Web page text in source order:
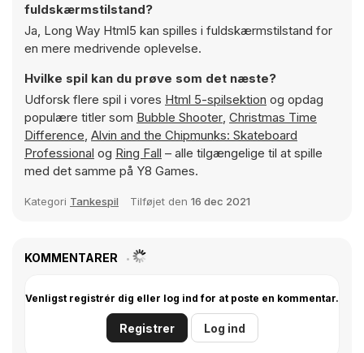
fuldskærmstilstand?
Ja, Long Way Html5 kan spilles i fuldskærmstilstand for
en mere medrivende oplevelse.
Hvilke spil kan du prøve som det næste?
Udforsk flere spil i vores Html 5-spilsektion og opdag
populære titler som Bubble Shooter, Christmas Time
Difference, Alvin and the Chipmunks: Skateboard
Professional og Ring Fall – alle tilgængelige til at spille
med det samme på Y8 Games.
Kategori Tankespil Tilføjet den 16 dec 2021
KOMMENTARER
Venligst registrér dig eller log ind for at poste en kommentar.
Registrer Log ind